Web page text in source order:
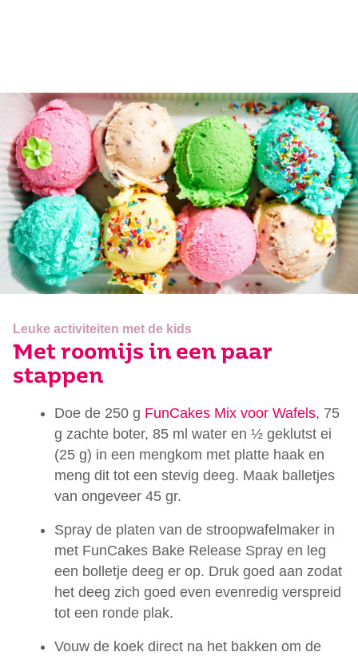
Leuke activiteiten met de kids
Met roomijs in een paar
stappen
Doe de 250 g FunCakes Mix voor Wafels, 75
g zachte boter, 85 ml water en ½ geklutst ei
(25 g) in een mengkom met platte haak en
meng dit tot een stevig deeg. Maak balletjes
van ongeveer 45 gr.
Spray de platen van de stroopwafelmaker in
met FunCakes Bake Release Spray en leg
een bolletje deeg er op. Druk goed aan zodat
het deeg zich goed even evenredig verspreid
tot een ronde plak.
Vouw de koek direct na het bakken om de